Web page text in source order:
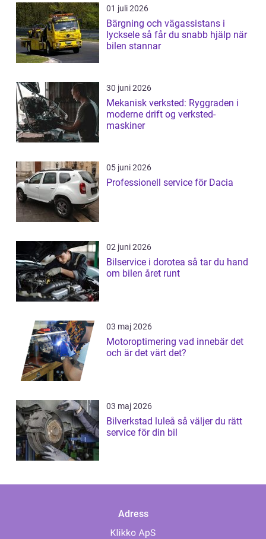
01 juli 2026
Bärgning och vägassistans i
lycksele så får du snabb hjälp när
bilen stannar
30 juni 2026
Mekanisk verksted: Ryggraden i
moderne drift og verksted-
maskiner
05 juni 2026
Professionell service för Dacia
02 juni 2026
Bilservice i dorotea så tar du hand
om bilen året runt
03 maj 2026
Motoroptimering vad innebär det
och är det värt det?
03 maj 2026
Bilverkstad luleå så väljer du rätt
service för din bil
Adress